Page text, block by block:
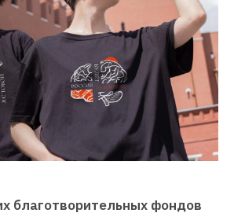
благотворительных фондов